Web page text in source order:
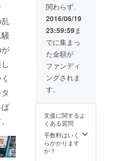
関わらず、
2016/06/19
23:59:59ま
でに集まっ
た金額が
ファンディ
ングされま
す。
支援に関するよ
くある質問
手数料はいく
らかかります
か？